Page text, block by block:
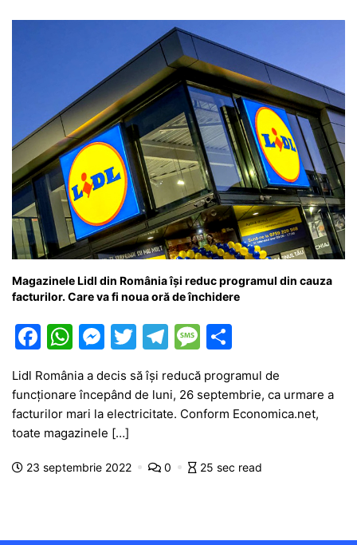
Magazinele Lidl din România își reduc programul din cauza
facturilor. Care va fi noua oră de închidere
F
c
e
b
o
W
at
s
A
p
M
s
s
e
n
T
itt
er
T
e
gr
m
M
s
s
g
ta
je
z
Lidl România a decis să își reducă programul de
funcționare începând de luni, 26 septembrie, ca urmare a
facturilor mari la electricitate. Conform Economica.net,
toate magazinele […]
23 septembrie 2022 0 25 sec read